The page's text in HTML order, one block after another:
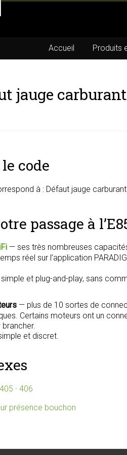
Accueil Produits
jauge carburant
code
à : Défaut jauge
passage à
— ses très nombreuses
réel sur l’application
et plug-and-play, sans
— plus de 10 sortes de
Certains moteurs ont un
brancher.
et discret.
405 · 406
présence bouchon